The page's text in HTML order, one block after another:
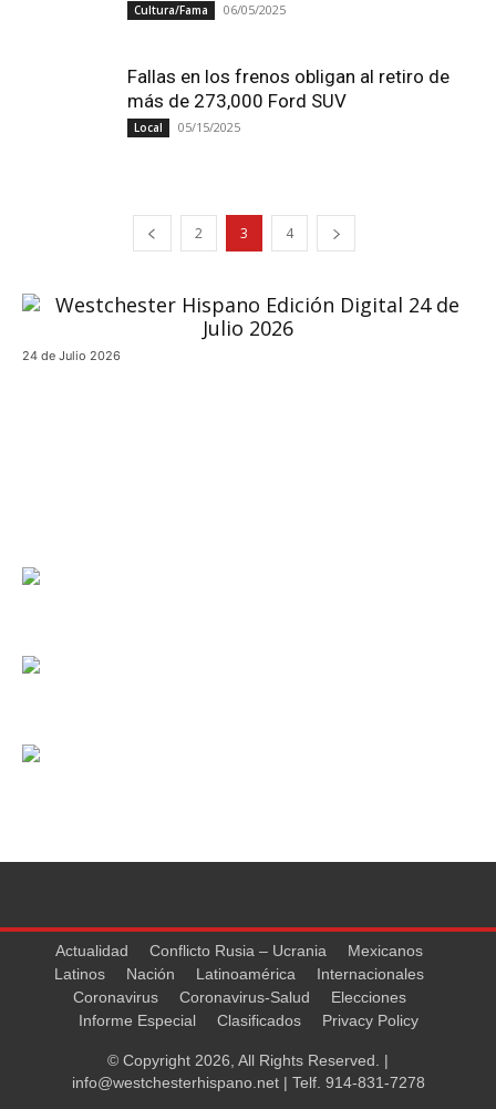
Cultura/Fama 06/05/2025
Fallas en los frenos obligan al retiro de
más de 273,000 Ford SUV
Local 05/15/2025
2 3 4
24 de Julio 2026
Actualidad Conflicto Rusia – Ucrania
Mexicanos
Latinos
Nación Latinoamérica
Internacionales
Coronavirus
Coronavirus-Salud
Elecciones
Informe Especial
Clasificados Privacy Policy
© Copyright 2026, All Rights Reserved. |
info@westchesterhispano.net| Telf. 914-831-7278